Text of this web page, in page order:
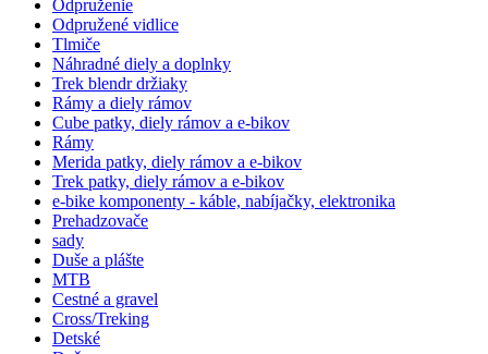
Odpruženie
Odpružené vidlice
Tlmiče
Náhradné diely a doplnky
Trek blendr držiaky
Rámy a diely rámov
Cube patky, diely rámov a e-bikov
Rámy
Merida patky, diely rámov a e-bikov
Trek patky, diely rámov a e-bikov
e-bike komponenty - káble, nabíjačky, elektronika
Prehadzovače
sady
Duše a plášte
MTB
Cestné a gravel
Cross/Treking
Detské